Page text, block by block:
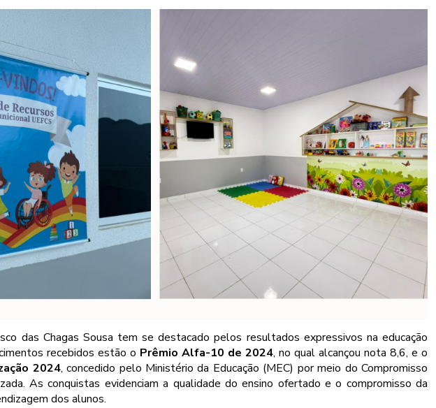
das Chagas Sousa tem se destacado pelos resultados expressivos na educação
recebidos estão o Prêmio Alfa-10 de 2024, no qual alcançou nota 8,6, e o
2024, concedido pelo Ministério da Educação (MEC) por meio do Compromisso
As conquistas evidenciam a qualidade do ensino ofertado e o compromisso da
dos alunos.